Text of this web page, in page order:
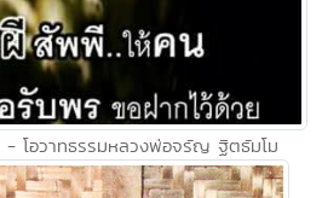
- โอวาทธรรมหลวงพ่อจรัญ ฐิตธัมโม